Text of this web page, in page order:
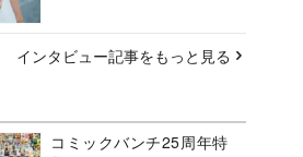
インタビュー記事をもっと見る
コミックバンチ25周年特